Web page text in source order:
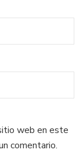
web en este
comentario.